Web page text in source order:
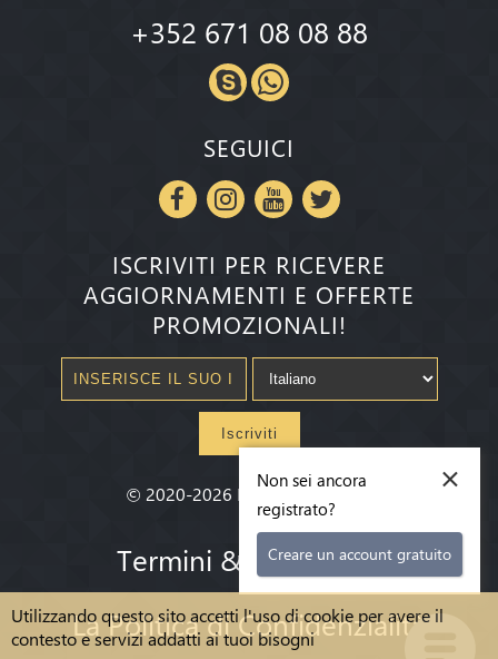
Utilizzando questo sito accetti l'uso di cookie per avere il
contesto e servizi addatti ai tuoi bisogni
+352 671 08 08 88
SEGUICI
ISCRIVITI PER RICEVERE
AGGIORNAMENTI E OFFERTE
PROMOZIONALI!
Iscriviti
© 2020-2026 Millenium State®
Termini & condizioni
La Politica di Confidenzialità
×
Non sei ancora
registrato?
Creare un account gratuito